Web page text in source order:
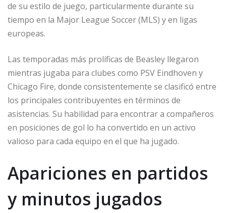
de su estilo de juego, particularmente durante su
tiempo en la Major League Soccer (MLS) y en ligas
europeas.
Las temporadas más prolíficas de Beasley llegaron
mientras jugaba para clubes como PSV Eindhoven y
Chicago Fire, donde consistentemente se clasificó entre
los principales contribuyentes en términos de
asistencias. Su habilidad para encontrar a compañeros
en posiciones de gol lo ha convertido en un activo
valioso para cada equipo en el que ha jugado.
Apariciones en partidos
y minutos jugados